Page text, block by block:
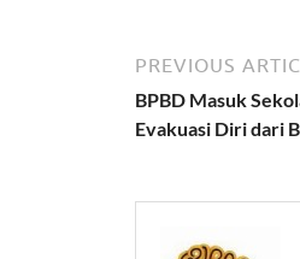
PREVIOUS
BPBD Masuk
Evakuasi Diri dari